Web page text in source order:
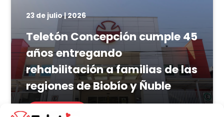
23 de julio | 2026
Teletón Concepción cumple 45
años entregando
rehabilitación a familias de las
regiones de Biobío y Ñuble
LEER MÁS